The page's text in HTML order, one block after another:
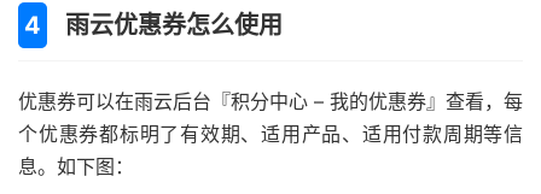
雨云优惠券怎么使用
优惠券可以在雨云后台『积分中心 – 我的优惠券』查看，每
个优惠券都标明了有效期、适用产品、适用付款周期等信
息。如下图：